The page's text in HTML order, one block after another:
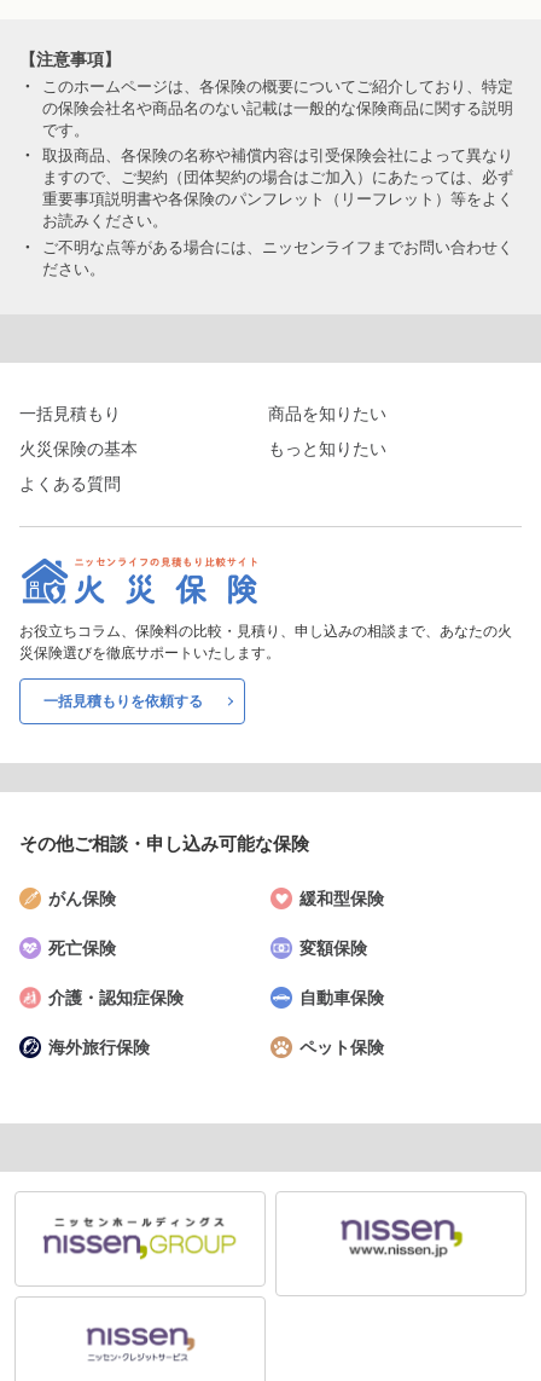
【注意事項】
・
このホームページは、各保険の概要についてご紹介しており、特定
の保険会社名や商品名のない記載は一般的な保険商品に関する説明
です。
・
取扱商品、各保険の名称や補償内容は引受保険会社によって異なり
ますので、ご契約（団体契約の場合はご加入）にあたっては、必ず
重要事項説明書や各保険のパンフレット（リーフレット）等をよく
お読みください。
・
ご不明な点等がある場合には、ニッセンライフまでお問い合わせく
ださい。
お役立ちコラム、保険料の比較・見積り、申し込みの相談まで、あなたの火
災保険選びを徹底サポートいたします。
一括見積もりを依頼する
一括見積もり
商品を知りたい
火災保険の基本
もっと知りたい
よくある質問
その他ご相談・申し込み可能な保険
がん保険 緩和型保険
死亡保険 変額保険
介護・認知症保険 自動車保険
海外旅行保険 ペット保険